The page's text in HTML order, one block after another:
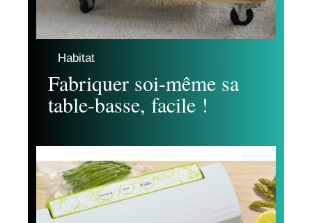
Habitat
Fabriquer soi-même sa
table-basse, facile !